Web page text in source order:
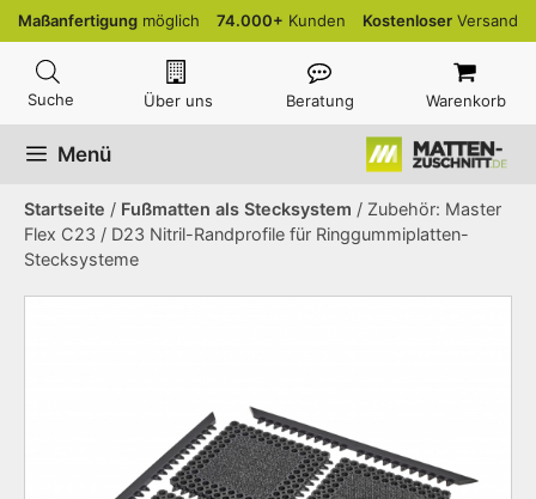
Zum
Inhalt
springen
Maßanfertigung möglich 74.000+ Kunden Kostenloser Versand
Über uns Beratung Warenkorb
Menü
Startseite / Fußmatten als Stecksystem / Zubehör: Master
Flex C23 / D23 Nitril-Randprofile für Ringgummiplatten-
Stecksysteme